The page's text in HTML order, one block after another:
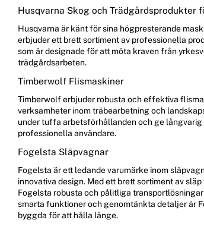
Husqvarna Skog och Trädgårdsprodukter
Husqvarna är känt för sina högpresterande
erbjuder ett brett sortiment av professionella
som är designade för att möta kraven från
trädgårdsarbeten.
Timberwolf Flismaskiner
Timberwolf erbjuder robusta och effektiva
verksamheter inom träbearbetning och
under tuffa arbetsförhållanden och ge
professionella användare.
Fogelsta Släpvagnar
Fogelsta är ett ledande varumärke inom
innovativa design. Med ett brett sortiment av
Fogelsta robusta och pålitliga
smarta funktioner och genomtänkta detaljer är
byggda för att hålla länge.